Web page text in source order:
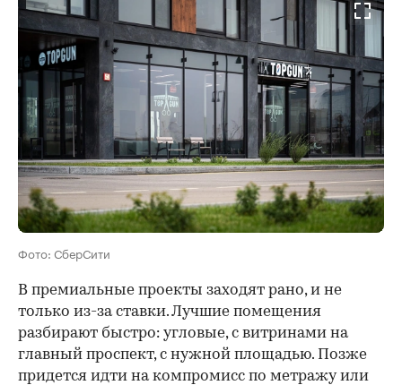
Фото: СберСити
В премиальные проекты заходят рано, и не
только из-за ставки. Лучшие помещения
разбирают быстро: угловые, с витринами на
главный проспект, с нужной площадью. Позже
придется идти на компромисс по метражу или